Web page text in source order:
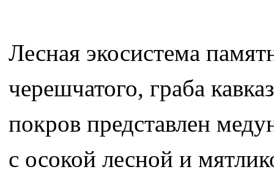
Лесная экосистема
черешчатого, граба
покров представлен
с осокой лесной и